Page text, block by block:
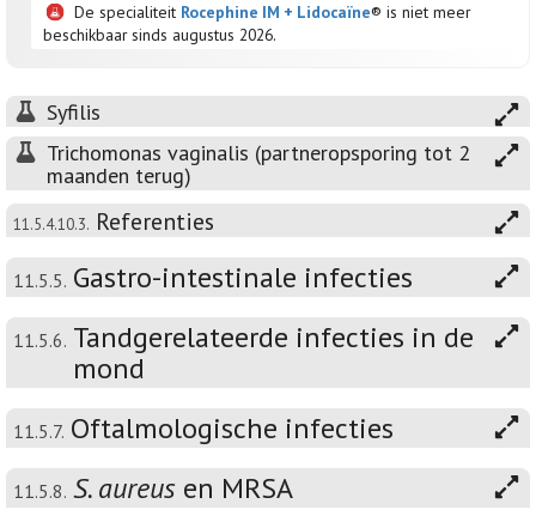
De specialiteit Rocephine IM + Lidocaïne® is niet meer
beschikbaar sinds augustus 2026.
Syfilis
Trichomonas vaginalis (partneropsporing tot 2
maanden terug)
11.5.4.10.3. Referenties
11.5.5. Gastro-intestinale infecties
11.5.6. Tandgerelateerde infecties in de
mond
11.5.7. Oftalmologische infecties
11.5.8. S. aureus en MRSA